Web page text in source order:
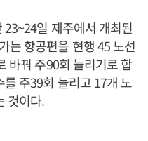
일 제주에서 개최된
는 항공편을 현행 45 노선
바꿔 주90회 늘리기로 합
주39회 늘리고 17개 노
것이다.